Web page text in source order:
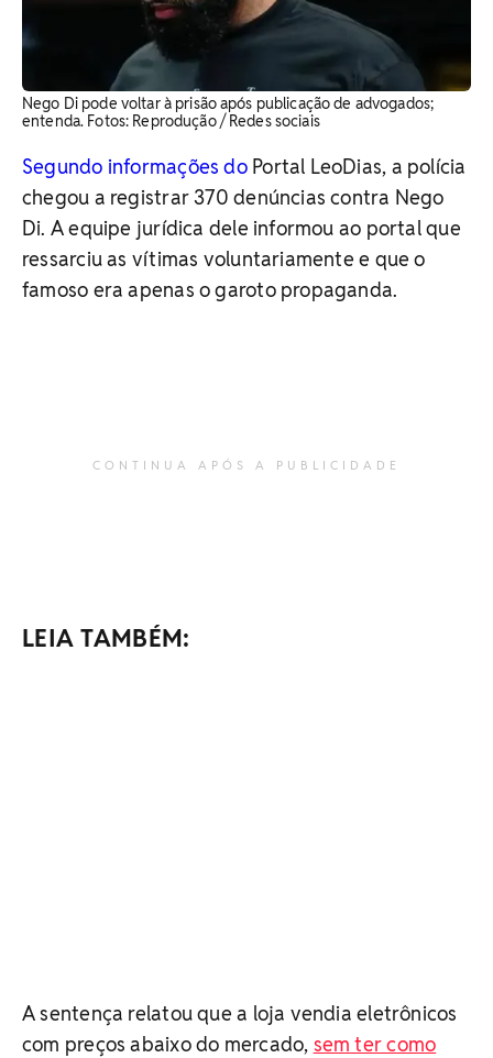
Nego Di pode voltar à prisão após publicação de advogados;
entenda. ​Fotos: Reprodução / Redes sociais
Segundo informações do Portal LeoDias, a polícia
chegou a registrar 370 denúncias contra Nego
Di. A equipe jurídica dele informou ao portal que
ressarciu as vítimas voluntariamente e que o
famoso era apenas o garoto propaganda.
CONTINUA APÓS A PUBLICIDADE
LEIA TAMBÉM:
A sentença relatou que a loja vendia eletrônicos
com preços abaixo do mercado, sem ter como